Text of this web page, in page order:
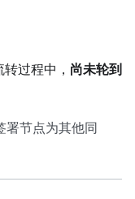
过程中， 尚未轮到
署节点为其他同